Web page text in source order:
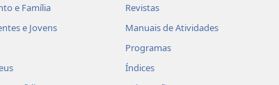
e Família
e Jovens
Revistas
Manuais de Atividades
Programas
Índices